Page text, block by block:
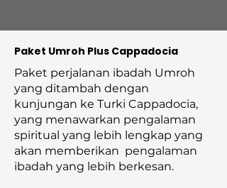
Paket Umroh Plus Cappadocia
Paket perjalanan ibadah Umroh
yang ditambah dengan
kunjungan ke Turki Cappadocia,
yang menawarkan pengalaman
spiritual yang lebih lengkap yang
akan memberikan pengalaman
ibadah yang lebih berkesan.